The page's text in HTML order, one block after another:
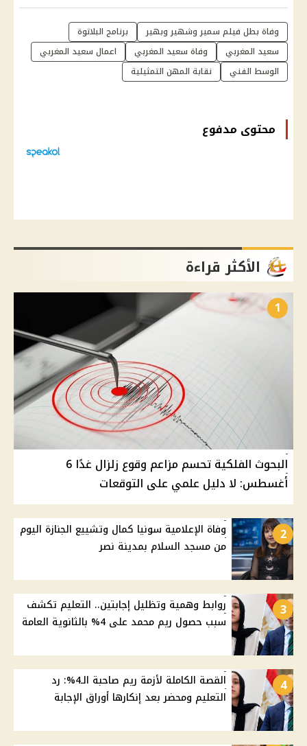
وفاة بطل فيلم سمير وشهير وبهير
برنامج البلاتوة
سعيد المغربي
وفاة سعيد المغربي
اعمال سعيد المغربي
الوسط الفني
نقابة المهن التمثيلية
محتوى مدفوع
الأكثر قراءة
1
البحوث الفلكية تحسم مزاعم وقوع زلزال غدًا 6
أغسطس: لا دليل علمي على التوقعات
2
وفاة الإعلامية سونيا كمال وتشييع الجنازة اليوم
من مسجد السلام بمدينة نصر
3
روابط وهمية وتظليل إجابتين.. التعليم تكشف
سبب حصول ريم محمد على 4% بالثانوية العامة
4
القصة الكاملة لأزمة ريم صاحبة الـ4%: رد
التعليم ومحضر بعد إنكارها أوراق الإجابة